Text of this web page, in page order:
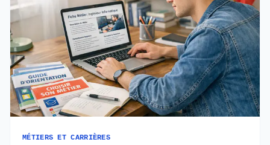
MÉTIERS ET CARRIÈRES